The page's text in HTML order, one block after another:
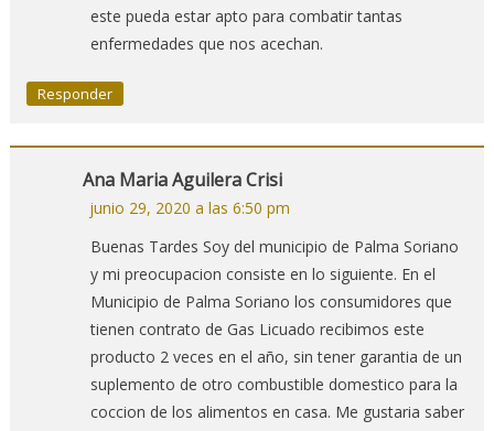
este pueda estar apto para combatir tantas
enfermedades que nos acechan.
Responder
Ana Maria Aguilera Crisi
junio 29, 2020 a las 6:50 pm
Buenas Tardes Soy del municipio de Palma Soriano
y mi preocupacion consiste en lo siguiente. En el
Municipio de Palma Soriano los consumidores que
tienen contrato de Gas Licuado recibimos este
producto 2 veces en el año, sin tener garantia de un
suplemento de otro combustible domestico para la
coccion de los alimentos en casa. Me gustaria saber